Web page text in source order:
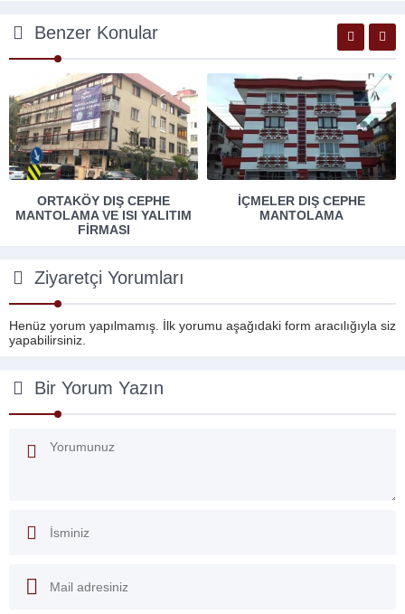
Benzer Konular
ORTAKÖY DIŞ CEPHE
MANTOLAMA VE ISI YALITIM
FIRMASI
İÇMELER DIŞ CEPHE
MANTOLAMA
Ziyaretçi Yorumları
Henüz yorum yapılmamış. İlk yorumu aşağıdaki form aracılığıyla siz
yapabilirsiniz.
Bir Yorum Yazın